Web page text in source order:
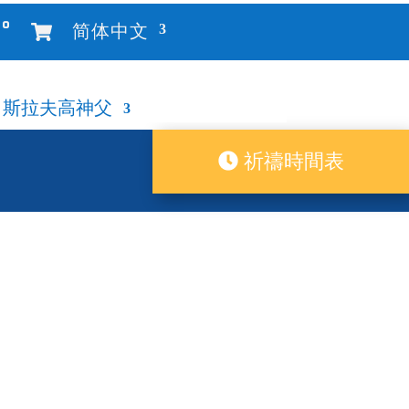
简体中文
斯拉夫高神父
祈禱時間表